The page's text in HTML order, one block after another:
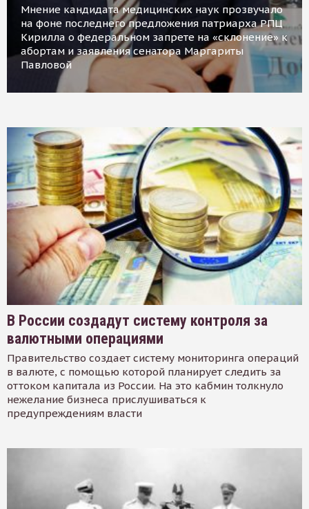
Мнение кандидата медицинских наук прозвучало
на фоне последнего предложения патриарха РПЦ
Кирилла о федеральном запрете на «склонение» к
абортам и заявления сенатора Маргариты
Павловой
В России создадут систему контроля за
валютными операциями
Правительство создает систему мониторинга операций
в валюте, с помощью которой планирует следить за
оттоком капитала из России. На это кабмин толкнуло
нежелание бизнеса прислушиваться к
предупреждениям власти